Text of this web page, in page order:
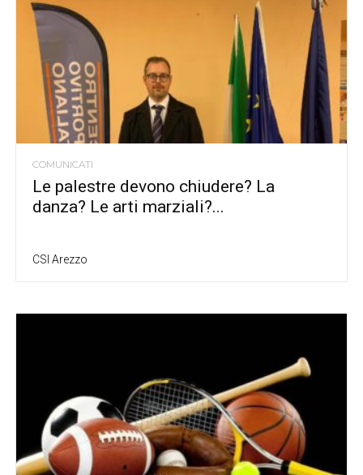
COMUNICATI
Le palestre devono chiudere? La
danza? Le arti marziali?...
CSI Arezzo